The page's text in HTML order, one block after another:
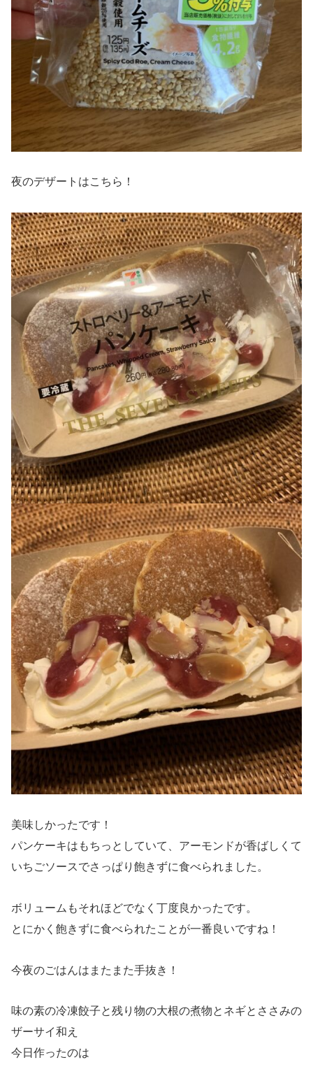
夜のデザートはこちら！
美味しかったです！
パンケーキはもちっとしていて、アーモンドが香ばしくて
いちごソースでさっぱり飽きずに食べられました。
ボリュームもそれほどでなく丁度良かったです。
とにかく飽きずに食べられたことが一番良いですね！
今夜のごはんはまたまた手抜き！
味の素の冷凍餃子と残り物の大根の煮物とネギとささみの
ザーサイ和え
今日作ったのは